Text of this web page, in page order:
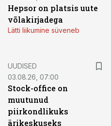
Hepsor on platsis uute
võlakirjadega
Lätti liikumine süveneb
UUDISED
03.08.26, 07:00
Stock-office on
muutunud
piirkondlikuks
ärikeskuseks